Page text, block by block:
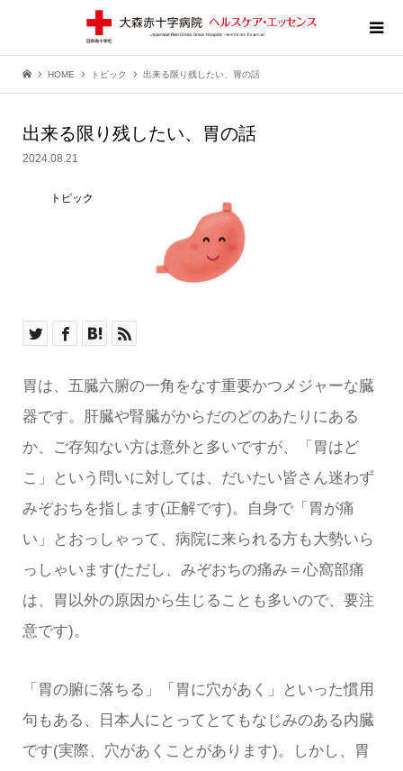
HOME トピック 出来る限り残したい、胃の話
出来る限り残したい、胃の話
2024.08.21
トピック
胃は、五臓六腑の一角をなす重要かつメジャーな臓
器です。肝臓や腎臓がからだのどのあたりにある
か、ご存知ない方は意外と多いですが、「胃はど
こ」という問いに対しては、だいたい皆さん迷わず
みぞおちを指します(正解です)。自身で「胃が痛
い」とおっしゃって、病院に来られる方も大勢いら
っしゃいます(ただし、みぞおちの痛み＝心窩部痛
は、胃以外の原因から生じることも多いので、要注
意です)。
「胃の腑に落ちる」「胃に穴があく」といった慣用
句もある、日本人にとってとてもなじみのある内臓
です(実際、穴があくことがあります)。しかし、胃